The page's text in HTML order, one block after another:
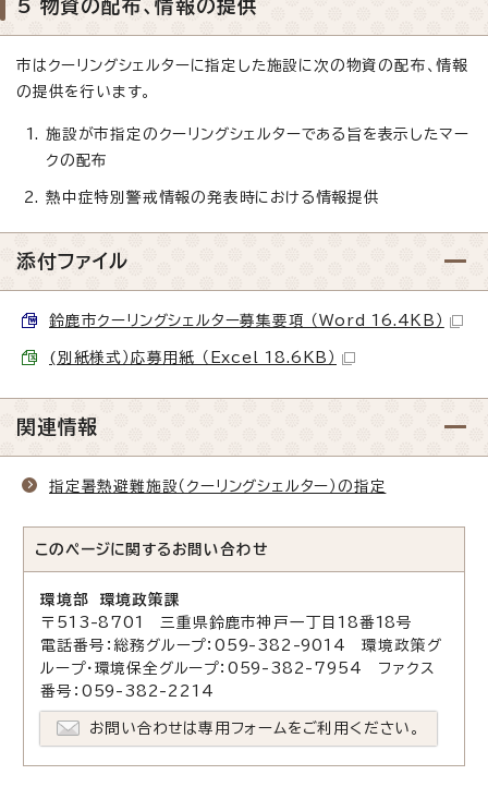
5 物資の配布、情報の提供
市はクーリングシェルターに指定した施設に次の物資の配布、情報
の提供を行います。
施設が市指定のクーリングシェルターである旨を表示したマー
クの配布
熱中症特別警戒情報の発表時における情報提供
添付ファイル
鈴鹿市クーリングシェルター募集要項 （Word 16.4KB）
(別紙様式）応募用紙 （Excel 18.6KB）
関連情報
指定暑熱避難施設（クーリングシェルター）の指定
このページに関する お問い合わせ
環境部 環境政策課
〒513-8701 三重県鈴鹿市神戸一丁目18番18号
電話番号：総務グループ：059-382-9014 環境政策グ
ループ・環境保全グループ：059-382-7954 ファクス
番号：059-382-2214
お問い合わせは専用フォームをご利用ください。